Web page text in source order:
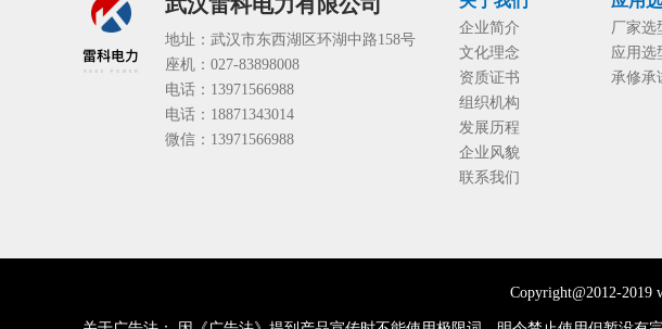
地址：武汉市东西湖区环湖中路158号
座机：027-83898008
电话：13971566988
电话：18871343014
微信：13971566988
企业简介
文化理念
资质证书
组织机构
发展历程
企业风貌
联系我们
厂家选
应用选
承修承
Copyright@2012-2019